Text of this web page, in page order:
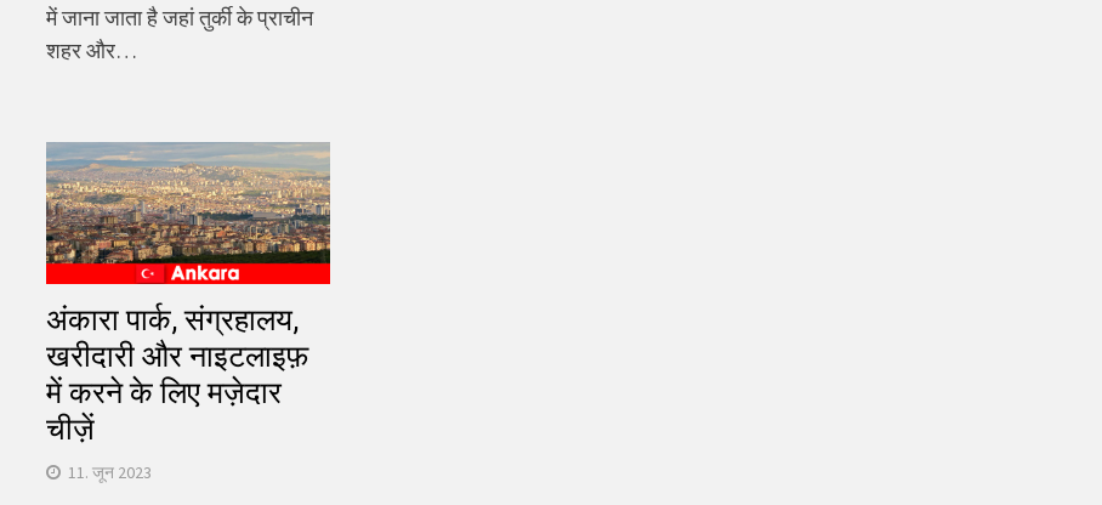
में जाना जाता है जहां तुर्की के प्राचीन
शहर और…
अंकारा पार्क, संग्रहालय,
खरीदारी और नाइटलाइफ़
में करने के लिए मज़ेदार
चीज़ें
11. जून 2023